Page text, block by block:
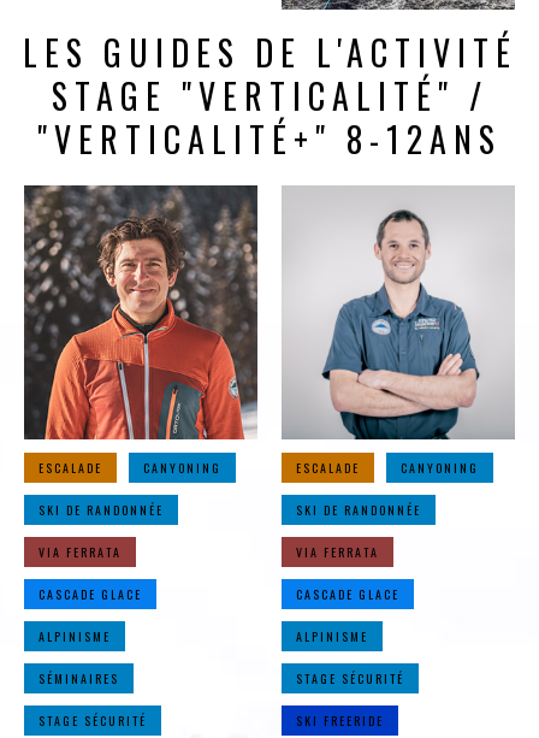
LES GUIDES DE L'ACTIVITÉ
STAGE "VERTICALITÉ" /
"VERTICALITÉ+" 8-12ANS
ESCALADE CANYONING
SKI DE RANDONNÉE
VIA FERRATA
CASCADE GLACE
ALPINISME
SÉMINAIRES
STAGE SÉCURITÉ
ESCALADE CANYONING
SKI DE RANDONNÉE
VIA FERRATA
CASCADE GLACE
ALPINISME
STAGE SÉCURITÉ
SKI FREERIDE